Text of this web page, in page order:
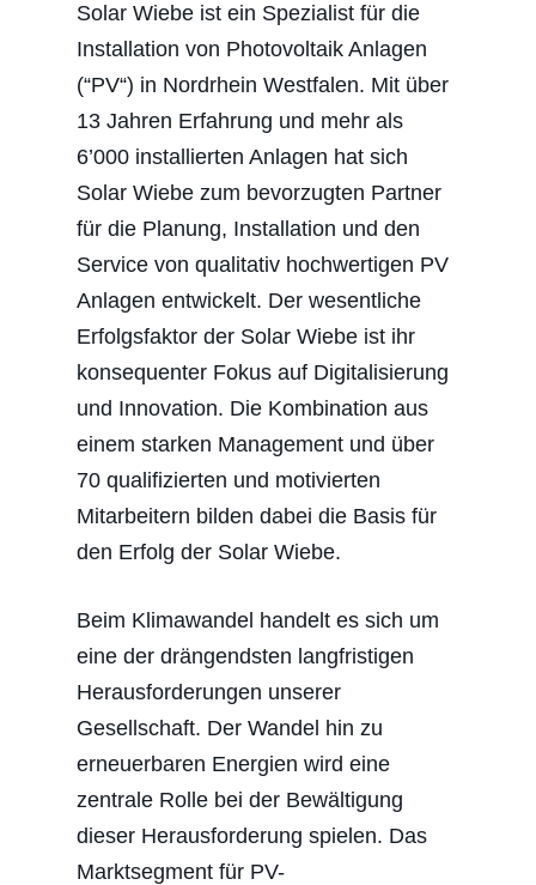
Solar Wiebe ist ein Spezialist für die
Installation von Photovoltaik Anlagen
(“PV“) in Nordrhein Westfalen. Mit über
13 Jahren Erfahrung und mehr als
6’000 installierten Anlagen hat sich
Solar Wiebe zum bevorzugten Partner
für die Planung, Installation und den
Service von qualitativ hochwertigen PV
Anlagen entwickelt. Der wesentliche
Erfolgsfaktor der Solar Wiebe ist ihr
konsequenter Fokus auf Digitalisierung
und Innovation. Die Kombination aus
einem starken Management und über
70 qualifizierten und motivierten
Mitarbeitern bilden dabei die Basis für
den Erfolg der Solar Wiebe.
Beim Klimawandel handelt es sich um
eine der drängendsten langfristigen
Herausforderungen unserer
Gesellschaft. Der Wandel hin zu
erneuerbaren Energien wird eine
zentrale Rolle bei der Bewältigung
dieser Herausforderung spielen. Das
Marktsegment für PV-